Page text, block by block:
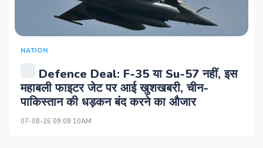
NATION
Defence Deal: F-35 या Su-57 नहीं, इस
महाबली फाइटर जेट पर आई खुशखबरी, चीन-
पाकिस्‍तान की धड़कन बंद करने का औजार
07-08-26 09:08:10AM